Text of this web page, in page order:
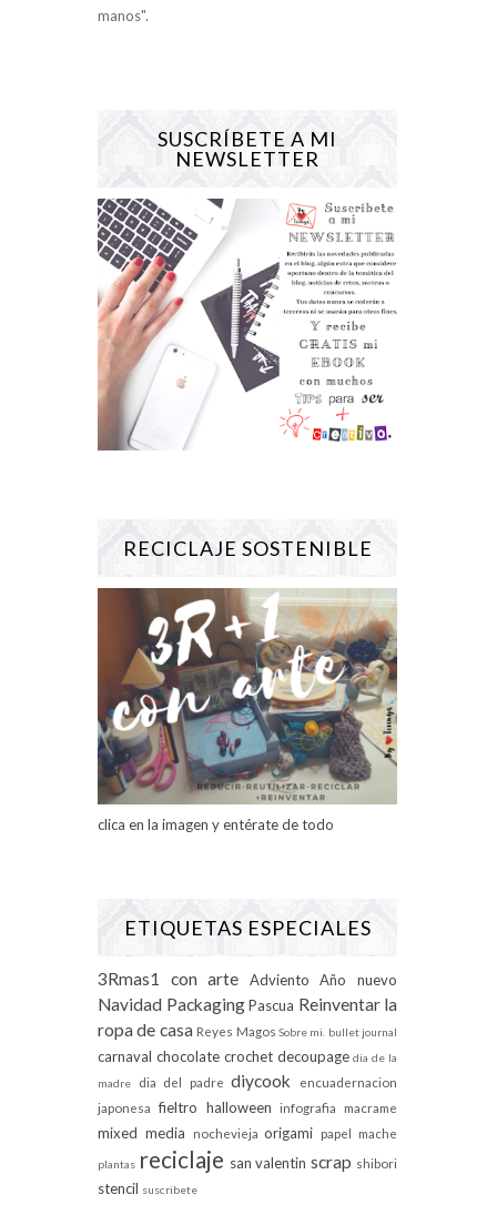
manos".
SUSCRÍBETE A MI
NEWSLETTER
RECICLAJE SOSTENIBLE
clica en la imagen y entérate de todo
ETIQUETAS ESPECIALES
3Rmas1 con arte Adviento Año nuevo
Navidad Packaging Pascua Reinventar la
ropa de casa Reyes Magos Sobre mi. bullet journal
carnaval chocolate crochet decoupage dia de la
madre
dia del padre diycook
encuadernacion
japonesa fieltro halloween infografia macrame
mixed media nochevieja origami papel mache
plantas reciclaje san valentin scrap shibori
stencil suscribete